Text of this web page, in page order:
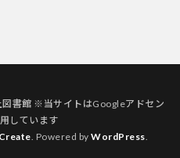
書館 ※当サイトはGoogleアドセン
しています
. Powered byWordPress.